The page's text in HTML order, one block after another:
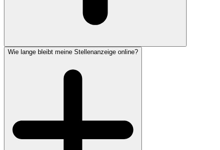
Wie lange bleibt meine Stellenanzeige online?